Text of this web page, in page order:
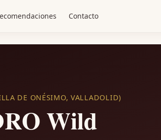
Contacto
DE ONÉSIMO, VALLADOLID)
Wild